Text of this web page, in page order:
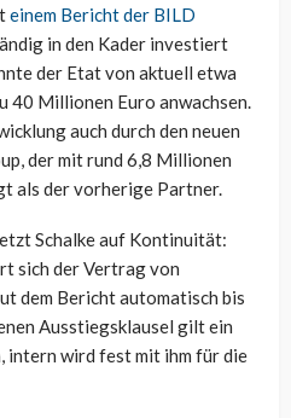
einem Bericht der BILD
in den Kader investiert
der Etat von aktuell etwa
40 Millionen Euro anwachsen.
auch durch den neuen
der mit rund 6,8 Millionen
als der vorherige Partner.
Schalke auf Kontinuität:
sich der Vertrag von
dem Bericht automatisch bis
Ausstiegsklausel gilt ein
intern wird fest mit ihm für die